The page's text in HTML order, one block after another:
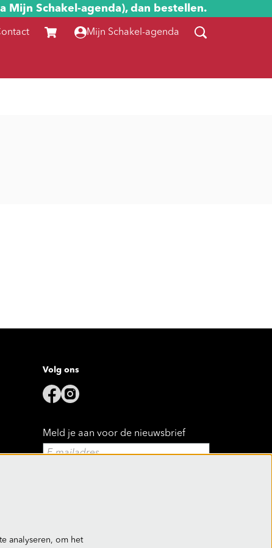
Mijn Schakel-agenda), dan bestellen.
Mijn Schakel-agenda
Volg ons
Meld je aan voor de nieuwsbrief
overeenstemming met de
analyseren, om het